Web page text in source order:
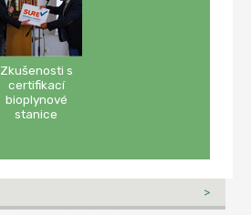
Zkušenosti s
certifikací
bioplynové
stanice